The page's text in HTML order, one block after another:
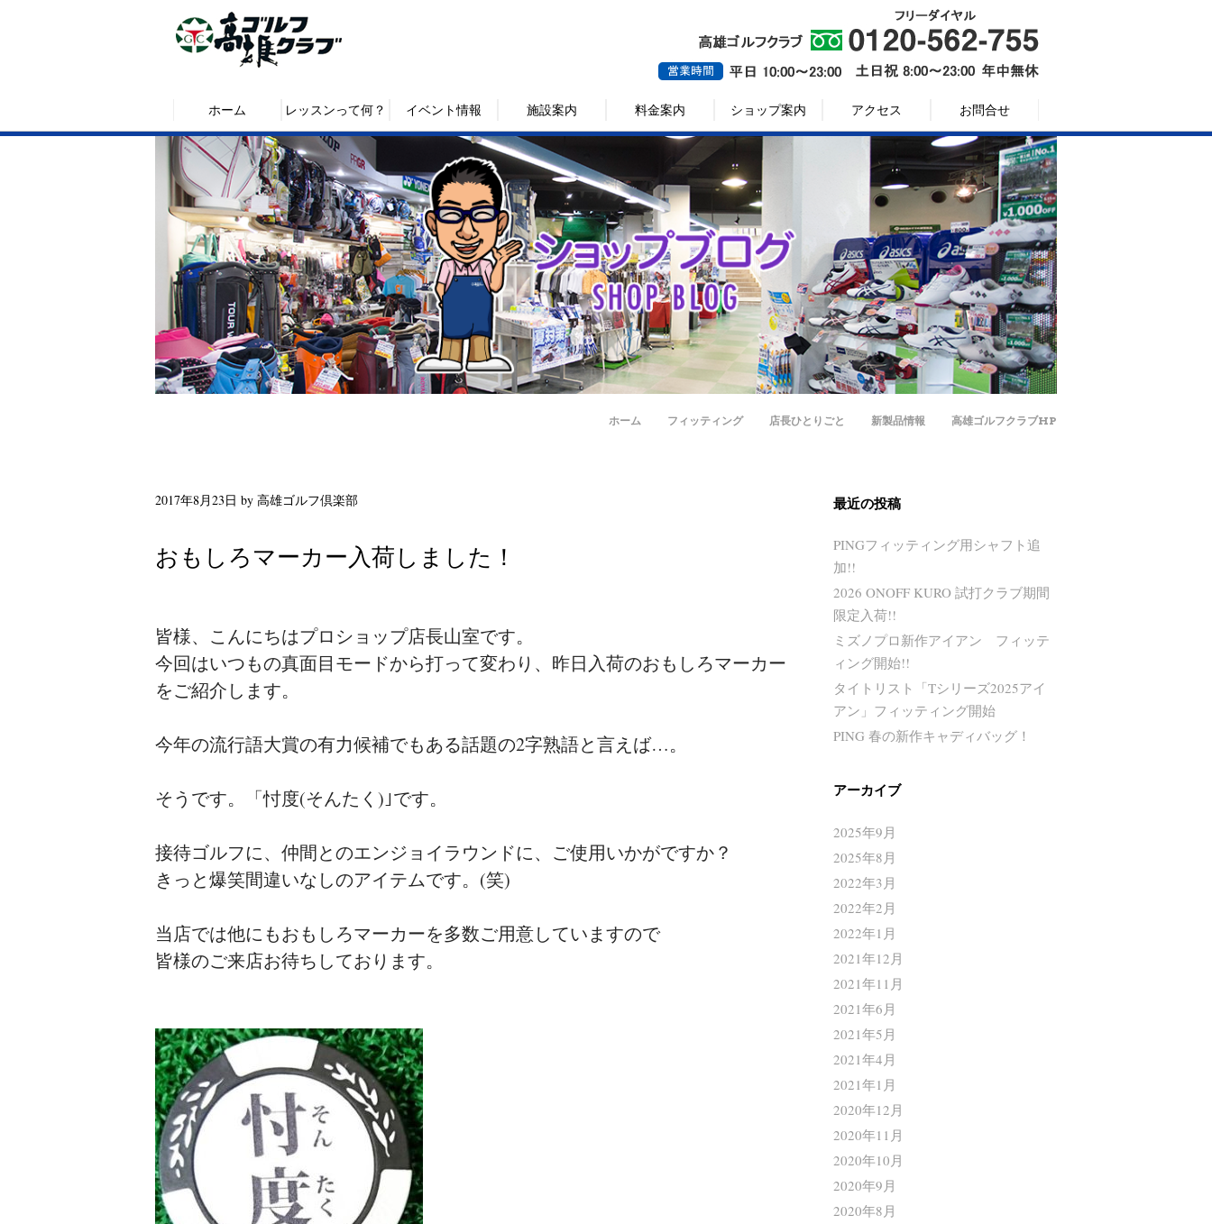
ホーム レッスンって何？ イベント情報 施設案内 料金案内 ショップ案内 アクセス お問合せ
メニュー
コンテンツへスキップ
ホーム フィッティング 店長ひとりごと 新製品情報 高雄ゴルフクラブHP
2017年8月23日 by 高雄ゴルフ倶楽部
おもしろマーカー入荷しました！
皆様、こんにちはプロショップ店長山室です。
今回はいつもの真面目モードから打って変わり、昨日入荷のおもしろマーカー
をご紹介します。
今年の流行語大賞の有力候補でもある話題の2字熟語と言えば…。
そうです。「忖度(そんたく)｣です。
接待ゴルフに、仲間とのエンジョイラウンドに、ご使用いかがですか？
きっと爆笑間違いなしのアイテムです。(笑)
当店では他にもおもしろマーカーを多数ご用意していますので
皆様のご来店お待ちしております。
最近の投稿
PINGフィッティング用シャフト追
加!!
2026 ONOFF KURO 試打クラブ期間
限定入荷!!
ミズノプロ新作アイアン フィッテ
ィング開始!!
タイトリスト「Tシリーズ2025アイ
アン」フィッティング開始
PING 春の新作キャディバッグ！
アーカイブ
2025年9月
2025年8月
2022年3月
2022年2月
2022年1月
2021年12月
2021年11月
2021年6月
2021年5月
2021年4月
2021年1月
2020年12月
2020年11月
2020年10月
2020年9月
2020年8月